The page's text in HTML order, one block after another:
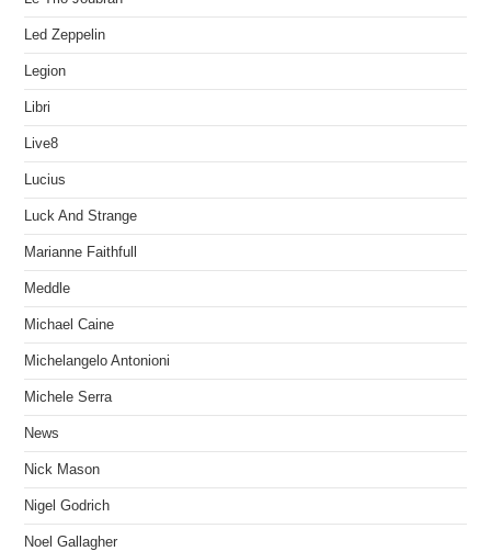
Led Zeppelin
Legion
Libri
Live8
Lucius
Luck And Strange
Marianne Faithfull
Meddle
Michael Caine
Michelangelo Antonioni
Michele Serra
News
Nick Mason
Nigel Godrich
Noel Gallagher